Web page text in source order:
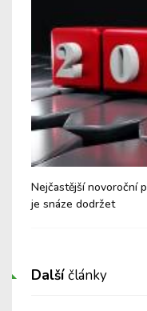
Nejčastější novoroční
je snáze dodržet
Dalšíčlánky